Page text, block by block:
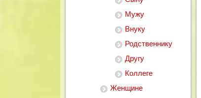
Мужу
Внуку
Родственнику
Другу
Коллеге
Женщине